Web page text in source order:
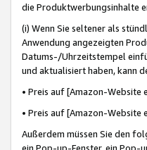
die Produktwerbungsinhalte
(i) Wenn Sie seltener als
Anwendung angezeigten
Datums-/Uhrzeitstempel
und aktualisiert haben, kann
• Preis auf [Amazon-
• Preis auf [Amazon-
Außerdem müssen Sie den
ein Pop-up-Fenster, ein Pop-